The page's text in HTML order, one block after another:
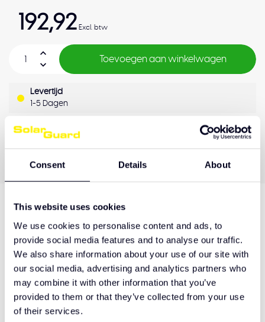
Consent Details About
This website uses cookies
We use cookies to personalise content and ads, to
provide social media features and to analyse our traffic.
We also share information about your use of our site with
our social media, advertising and analytics partners who
may combine it with other information that you’ve
provided to them or that they’ve collected from your use
of their services.
192,92 Excl. btw
Toevoegen aan winkelwagen
Levertijd
1-5 Dagen
OEM Kwaliteit Kwaliteitsgarantie
Hulp nodig bij het maken van de juiste keuze
of het product afhalen?
Neem contact op